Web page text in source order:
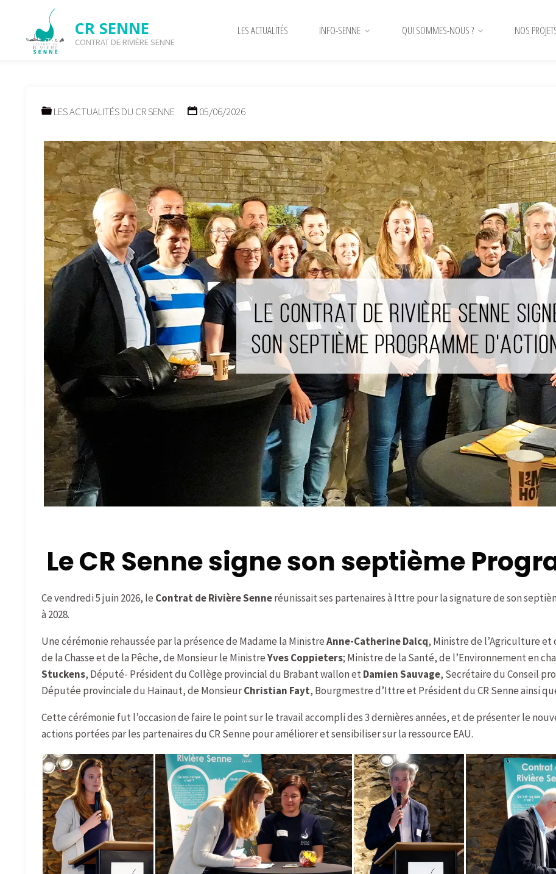
content
CR SENNE
CONTRAT DE RIVIÈRE SENNE
LES ACTUALITÉS INFO-SENNE QUI SOMMES-NOUS ? NOS
Le CR Senne signe son septième Programme d’Actions!
LES ACTUALITÉS DU CR SENNE 05/06/2026
Le CR Senne signe son septième
Ce vendredi 5 juin 2026, le Contrat de Rivière Senneréunissait ses partenaires à Ittre pour la signature de son
à 2028.
Une cérémonie rehaussée par la présence de Madame la MinistreAnne-Catherine Dalcq, Ministre de l’Agriculture et
de la Chasse et de la Pêche, de Monsieur le MinistreYves Coppieters; Ministre de la Santé, de l’Environnement en
Stuckens, Député- Président du Collège provincial du Brabant wallon etDamien Sauvage, Secrétaire du Conseil
Députée provinciale du Hainaut, de MonsieurChristian Fayt, Bourgmestre d’Ittre et Président du CR Senne ainsi
Cette cérémonie fut l’occasion de faire le point sur le travail accompli des 3 dernières années, et de présenter le
actions portées par les partenaires du CR Senne pour améliorer et sensibiliser sur la ressource EAU.